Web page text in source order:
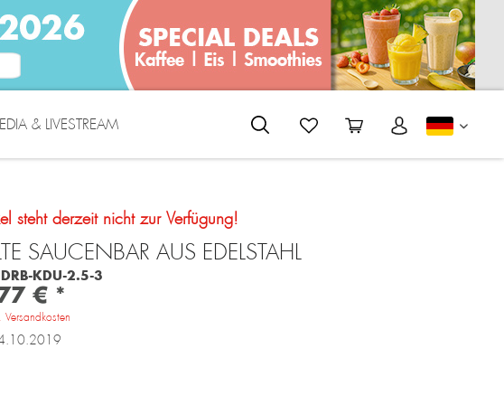
& LIVESTREAM
steht derzeit nicht zur Verfügung!
SAUCENBAR AUS EDELSTAHL
DRB-KDU-2.5-3
€ *
Versandkosten